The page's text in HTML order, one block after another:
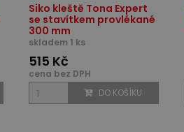
Siko kleště Tona Expert
se stavítkem provlékané
300 mm
skladem 1 ks
515 Kč
cena bez DPH
DO KOŠÍKU